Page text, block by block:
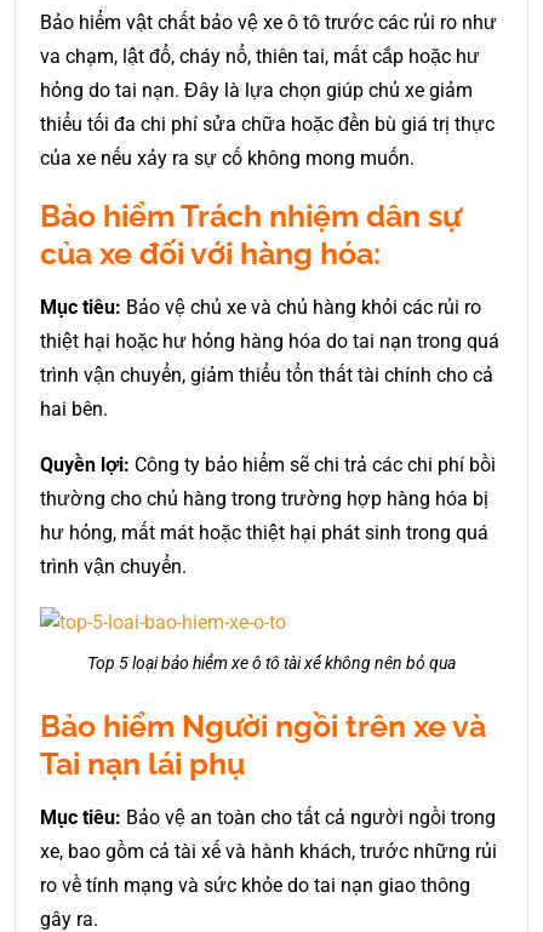
Bảo hiểm vật chất bảo vệ xe ô tô trước các rủi ro như
va chạm, lật đổ, cháy nổ, thiên tai, mất cắp hoặc hư
hỏng do tai nạn. Đây là lựa chọn giúp chủ xe giảm
thiểu tối đa chi phí sửa chữa hoặc đền bù giá trị thực
của xe nếu xảy ra sự cố không mong muốn.
Bảo hiểm Trách nhiệm dân sự
của xe đối với hàng hóa:
Mục tiêu: Bảo vệ chủ xe và chủ hàng khỏi các rủi ro
thiệt hại hoặc hư hỏng hàng hóa do tai nạn trong quá
trình vận chuyển, giảm thiểu tổn thất tài chính cho cả
hai bên.
Quyền lợi: Công ty bảo hiểm sẽ chi trả các chi phí bồi
thường cho chủ hàng trong trường hợp hàng hóa bị
hư hỏng, mất mát hoặc thiệt hại phát sinh trong quá
trình vận chuyển.
Top 5 loại bảo hiểm xe ô tô tài xế không nên bỏ qua
Bảo hiểm Người ngồi trên xe và
Tai nạn lái phụ
Mục tiêu: Bảo vệ an toàn cho tất cả người ngồi trong
xe, bao gồm cả tài xế và hành khách, trước những rủi
ro về tính mạng và sức khỏe do tai nạn giao thông
gây ra.